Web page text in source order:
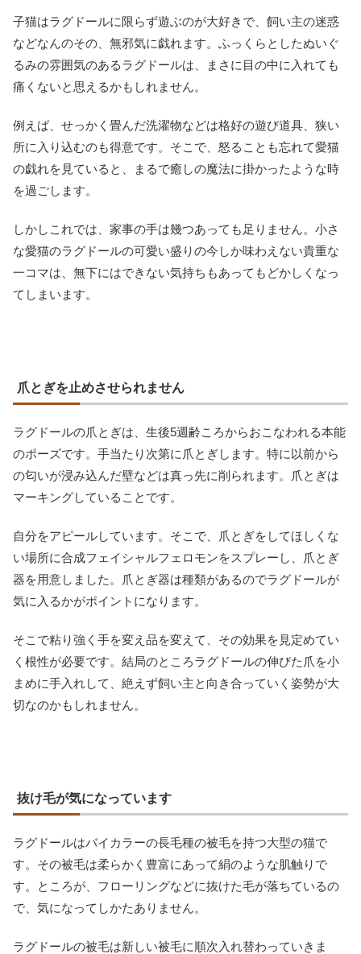
子猫はラグドールに限らず遊ぶのが大好きで、飼い主の迷惑
などなんのその、無邪気に戯れます。ふっくらとしたぬいぐ
るみの雰囲気のあるラグドールは、まさに目の中に入れても
痛くないと思えるかもしれません。
例えば、せっかく畳んだ洗濯物などは格好の遊び道具、狭い
所に入り込むのも得意です。そこで、怒ることも忘れて愛猫
の戯れを見ていると、まるで癒しの魔法に掛かったような時
を過ごします。
しかしこれでは、家事の手は幾つあっても足りません。小さ
な愛猫のラグドールの可愛い盛りの今しか味わえない貴重な
一コマは、無下にはできない気持ちもあってもどかしくなっ
てしまいます。
爪とぎを止めさせられません
ラグドールの爪とぎは、生後5週齢ころからおこなわれる本能
のポーズです。手当たり次第に爪とぎします。特に以前から
の匂いが浸み込んだ壁などは真っ先に削られます。爪とぎは
マーキングしていることです。
自分をアピールしています。そこで、爪とぎをしてほしくな
い場所に合成フェイシャルフェロモンをスプレーし、爪とぎ
器を用意しました。爪とぎ器は種類があるのでラグドールが
気に入るかがポイントになります。
そこで粘り強く手を変え品を変えて、その効果を見定めてい
く根性が必要です。結局のところラグドールの伸びた爪を小
まめに手入れして、絶えず飼い主と向き合っていく姿勢が大
切なのかもしれません。
抜け毛が気になっています
ラグドールはバイカラーの長毛種の被毛を持つ大型の猫で
す。その被毛は柔らかく豊富にあって絹のような肌触りで
す。ところが、フローリングなどに抜けた毛が落ちているの
で、気になってしかたありません。
ラグドールの被毛は新しい被毛に順次入れ替わっていきま